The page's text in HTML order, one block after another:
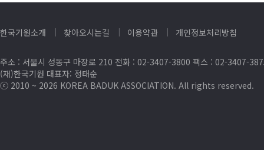
한국기원소개 찾아오시는길 이용약관 개인정보처리방침
주소 : 서울시 성동구 마장로 210 전화 : 02-3407-3800 팩스 : 02-3407-
(재)한국기원 대표자: 정태순
ⓒ 2010 ~ 2026 KOREA BADUK ASSOCIATION. All rights reserved.